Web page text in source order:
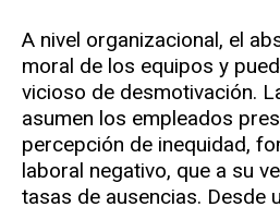
A nivel organizacional, el
moral de los equipos y
vicioso de desmotivación.
asumen los empleados
percepción de inequidad,
laboral negativo, que a su
tasas de ausencias. Desde